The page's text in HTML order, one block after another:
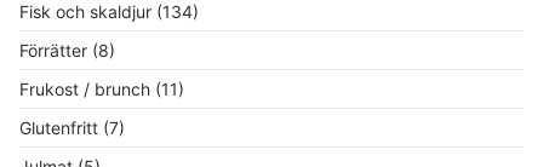
Fisk och skaldjur (134)
Förrätter (8)
Frukost / brunch (11)
Glutenfritt (7)